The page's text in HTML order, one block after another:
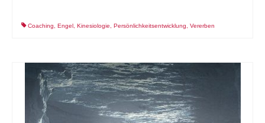
Coaching Engel Kinesiologie Persönlichkeitsentwicklung Vererben